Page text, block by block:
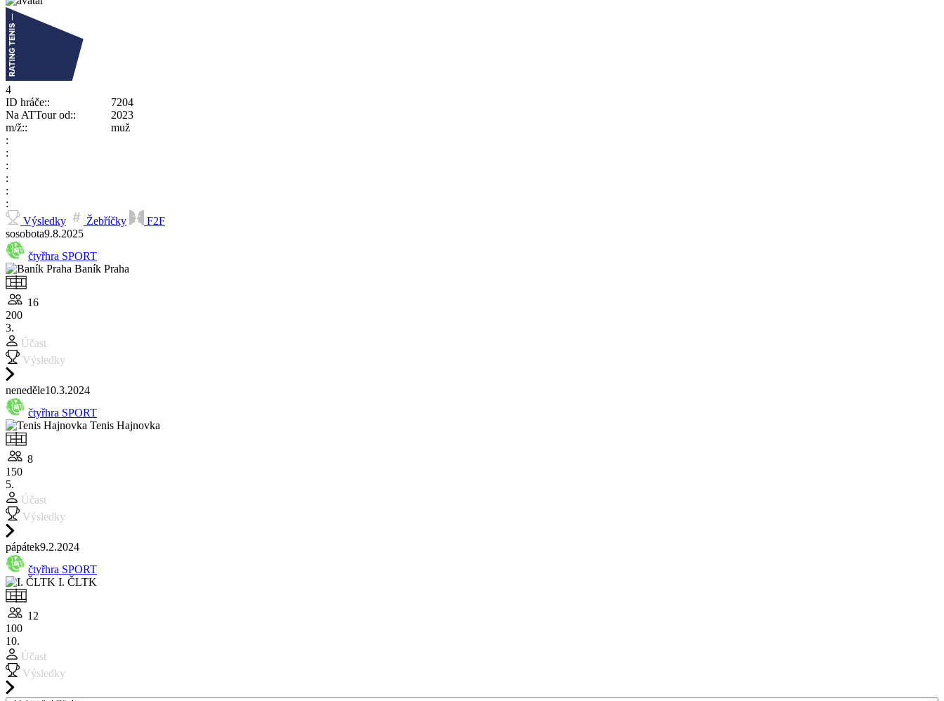
4
ID hráče:
7204
Na ATTour od:
2023
m/ž:
muž
Výsledky Žebříčky
F2F
sosobota9.8.2025
čtyřhra SPORT
Baník Praha
16
200
3.
Účast
Výsledky
neneděle10.3.2024
čtyřhra SPORT
Tenis Hajnovka
8
150
5.
Účast
Výsledky
pápátek9.2.2024
čtyřhra SPORT
I. ČLTK
12
100
10.
Účast
Výsledky